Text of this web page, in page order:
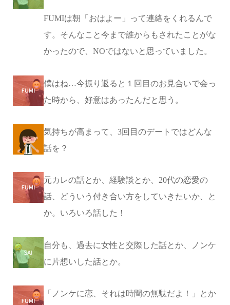
FUMIは朝「おはよー」って連絡をくれるんで
す。そんなこと今まで誰からもされたことがな
かったので、NOではないと思っていました。
僕はね…今振り返ると１回目のお見合いで会っ
た時から、好意はあったんだと思う。
気持ちが高まって、3回目のデートではどんな
話を？
元カレの話とか、経験談とか、20代の恋愛の
話、どういう付き合い方をしていきたいか、と
か。いろいろ話した！
自分も、過去に女性と交際した話とか、ノンケ
に片想いした話とか。
「ノンケに恋、それは時間の無駄だよ！」とか